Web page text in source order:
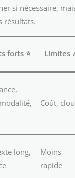
si nécessaire,
résultats.
forts ⭐ Limites
Coût,
long,
Moins
rapide